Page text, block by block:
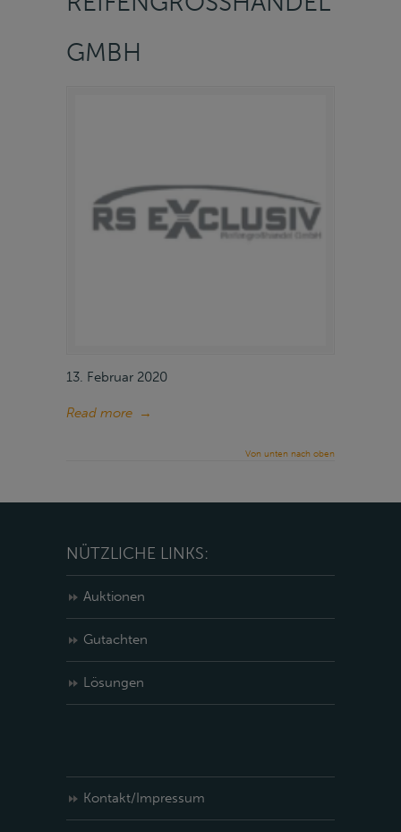
MBH
13. Februar 2020
Read more →
Von unten nach oben
NÜTZLICHE LINKS:
Auktionen
Gutachten
Lösungen
Kontakt/Impressum